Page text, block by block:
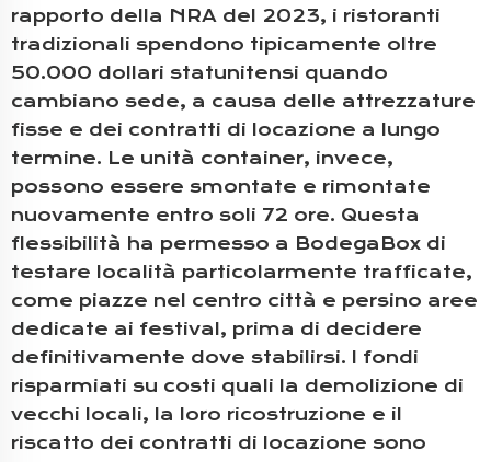
rapporto della NRA del 2023, i ristoranti
tradizionali spendono tipicamente oltre
50.000 dollari statunitensi quando
cambiano sede, a causa delle attrezzature
fisse e dei contratti di locazione a lungo
termine. Le unità container, invece,
possono essere smontate e rimontate
nuovamente entro soli 72 ore. Questa
flessibilità ha permesso a BodegaBox di
testare località particolarmente trafficate,
come piazze nel centro città e persino aree
dedicate ai festival, prima di decidere
definitivamente dove stabilirsi. I fondi
risparmiati su costi quali la demolizione di
vecchi locali, la loro ricostruzione e il
riscatto dei contratti di locazione sono